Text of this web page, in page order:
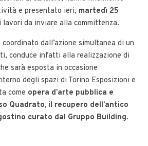
e presentato ieri, martedì 25
lavori da inviare alla committenza.
dall’azione simultanea di un
conduce infatti alla realizzazione di
sarà esposta in occasione
degli spazi di Torino Esposizioni e
come opera d’arte pubblica e
Quadrato, il recupero dell’antico
curato dal Gruppo Building.